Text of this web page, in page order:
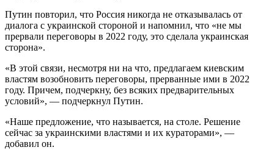
Путин повторил, что Россия никогда не отказывалась от
диалога с украинской стороной и напомнил, что «не мы
прервали переговоры в 2022 году, это сделала украинская
сторона».
«В этой связи, несмотря ни на что, предлагаем киевским
властям возобновить переговоры, прерванные ими в 2022
году. Причем, подчеркну, без всяких предварительных
условий», — подчеркнул Путин.
«Наше предложение, что называется, на столе. Решение
сейчас за украинскими властями и их кураторами», —
добавил он.